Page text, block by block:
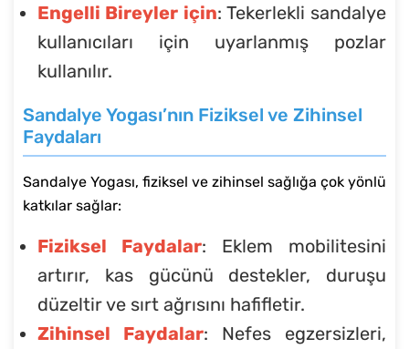
Engelli Bireyler için: Tekerlekli sandalye
kullanıcıları için uyarlanmış pozlar
kullanılır.
Sandalye Yogası’nın Fiziksel ve Zihinsel
Faydaları
Sandalye Yogası, fiziksel ve zihinsel sağlığa çok yönlü
katkılar sağlar:
Fiziksel Faydalar: Eklem mobilitesini
artırır, kas gücünü destekler, duruşu
düzeltir ve sırt ağrısını hafifletir.
Zihinsel Faydalar: Nefes egzersizleri,